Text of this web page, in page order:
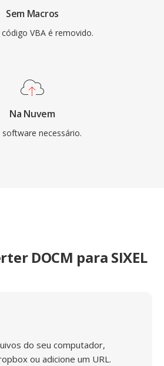
Sem Macros
VBA é removido.
Na Nuvem
software necessário.
DOCM para SIXEL
do seu computador,
ou adicione um URL.